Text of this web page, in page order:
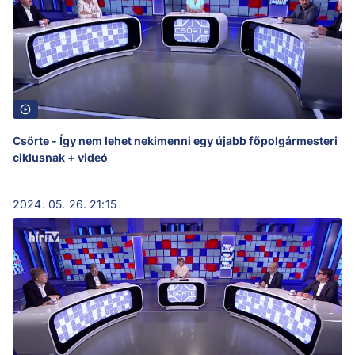
Csörte - Így nem lehet nekimenni egy újabb főpolgármesteri
ciklusnak + videó
2024. 05. 26. 21:15